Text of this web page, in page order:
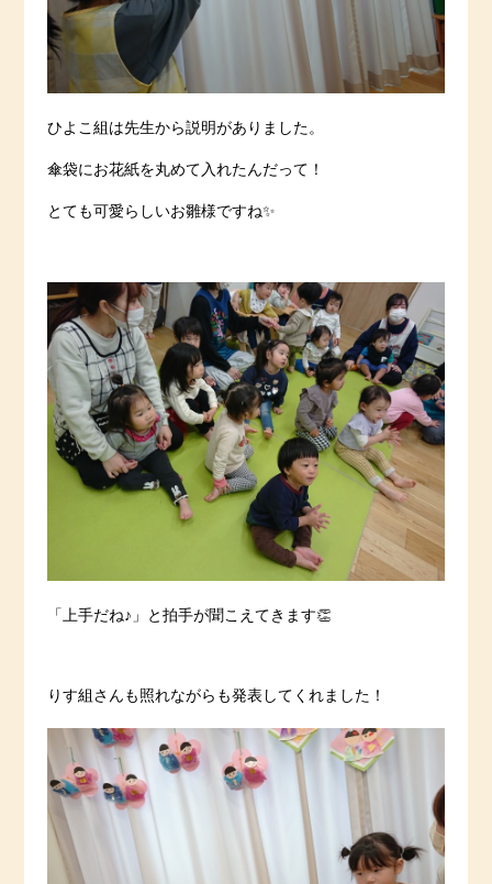
ひよこ組は先生から説明がありました。
傘袋にお花紙を丸めて入れたんだって！
とても可愛らしいお雛様ですね✨
「上手だね♪」と拍手が聞こえてきます👏
りす組さんも照れながらも発表してくれました！